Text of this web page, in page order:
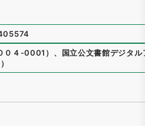
０４-0001 ） 、 国立公文書館デジタル
）